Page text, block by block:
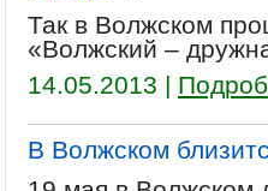
Так в Волжском
«Волжский –
14.05.2013 |
В Волжском